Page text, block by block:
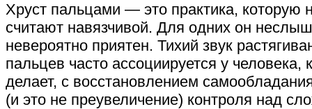
Хруст пальцами — это практика, которую
считают навязчивой. Для одних он
невероятно приятен. Тихий звук
пальцев часто ассоциируется у человека,
делает, с восстановлением
(и это не преувеличение) контроля над